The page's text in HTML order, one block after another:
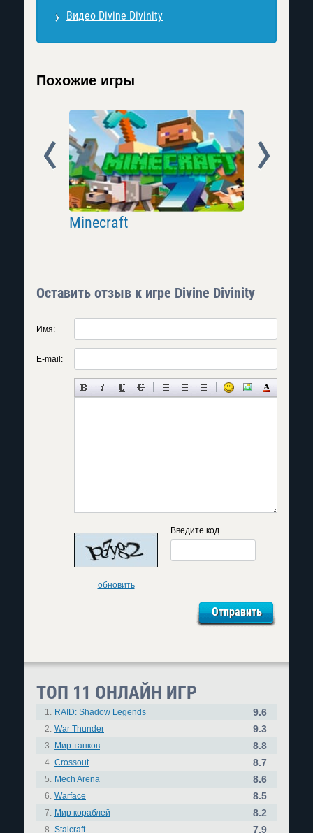
Видео Divine Divinity
Похожие игры
Minecraft
Prev
Оставить отзыв к игре Divine Divinity
Имя:
E-mail:
обновить
Введите код
ТОП 11 ОНЛАЙН ИГР
1. RAID: Shadow Legends 9.6
2. War Thunder 9.3
3. Мир танков 8.8
4. Crossout 8.7
5. Mech Arena 8.6
6. Warface 8.5
7. Мир кораблей 8.2
8. Stalcraft 7.9